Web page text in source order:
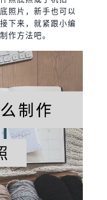
照片，新手也可以
下来，就紧跟小编
作方法吧。